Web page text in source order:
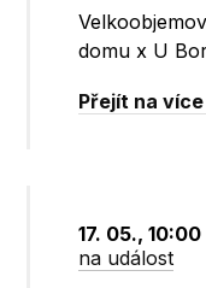
domu x U
Přejít na
17. 05.,
na událost